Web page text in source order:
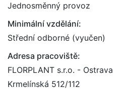
Jednosměnný provoz
Minimální vzdělání:
Střední odborné (vyučen)
Adresa pracoviště:
FLORPLANT s.r.o. - Ostrava
Krmelínská 512/112